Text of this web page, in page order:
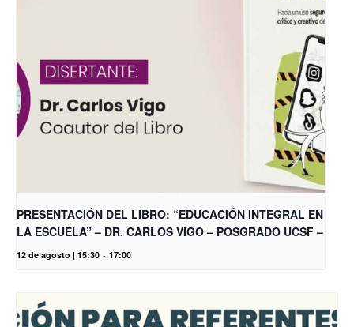
PRESENTACIÓN DEL LIBRO: “EDUCACIÓN INTEGRAL EN
LA ESCUELA” – DR. CARLOS VIGO – POSGRADO UCSF –
12 de agosto | 15:30 - 17:00